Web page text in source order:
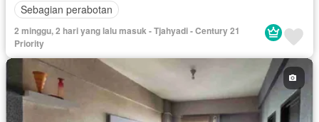
Sebagian perabotan
2 minggu, 2 hari yang lalu masuk - Tjahyadi - Century 21
Priority